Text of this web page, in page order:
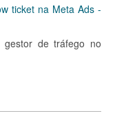
ticket na Meta Ads -
gestor de tráfego no